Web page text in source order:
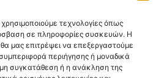
τεχνολογίες όπως
σε πληροφορίες συσκευών. Η
μας επιτρέψει να επεξεργαστούμε
περιήγησης ή μοναδικά
συγκατάθεση ή η ανάκληση της